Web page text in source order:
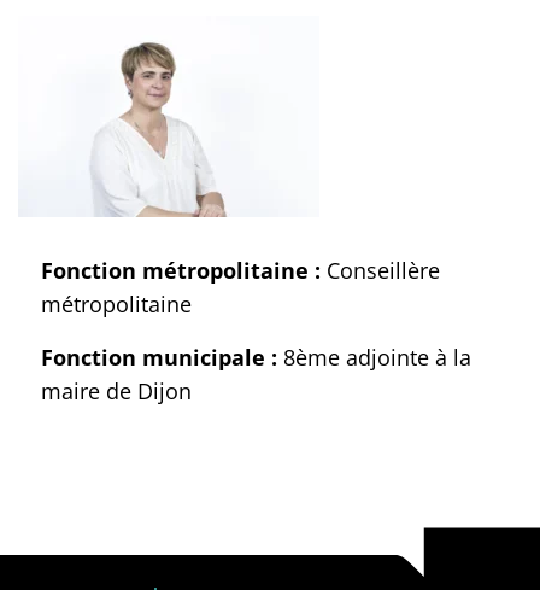
Fonction métropolitaine : Conseillère
métropolitaine
Fonction municipale : 8ème adjointe à la
maire de Dijon